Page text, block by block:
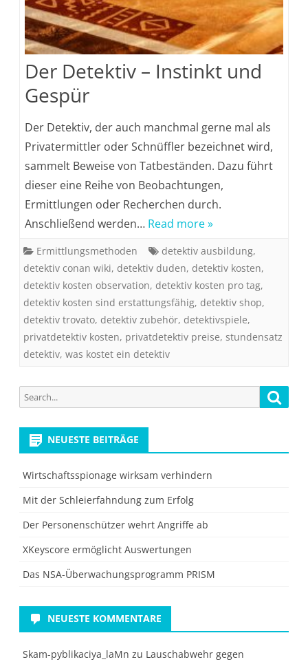
Der Detektiv – Instinkt und
Gespür
Der Detektiv, der auch manchmal gerne mal als
Privatermittler oder Schnüffler bezeichnet wird,
sammelt Beweise von Tatbeständen. Dazu führt
dieser eine Reihe von Beobachtungen,
Ermittlungen oder Recherchen durch.
Anschließend werden… Read more »
Ermittlungsmethoden detektiv ausbildung,
detektiv conan wiki, detektiv duden, detektiv kosten,
detektiv kosten observation, detektiv kosten pro tag,
detektiv kosten sind erstattungsfähig, detektiv shop,
detektiv trovato, detektiv zubehör, detektivspiele,
privatdetektiv kosten, privatdetektiv preise, stundensatz
detektiv, was kostet ein detektiv
Search
for:
NEUESTE BEITRÄGE
Wirtschaftsspionage wirksam verhindern
Mit der Schleierfahndung zum Erfolg
Der Personenschützer wehrt Angriffe ab
XKeyscore ermöglicht Auswertungen
Das NSA-Überwachungsprogramm PRISM
NEUESTE KOMMENTARE
Skam-pyblikaciya_laMn zu Lauschabwehr gegen